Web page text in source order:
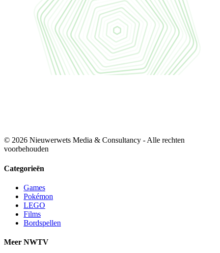
© 2026 Nieuwerwets Media & Consultancy - Alle rechten
voorbehouden
Categorieën
Games
Pokémon
LEGO
Films
Bordspellen
Meer NWTV